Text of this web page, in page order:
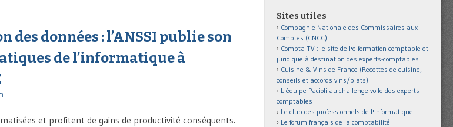
des données : l’ANSSI publie son
de l’informatique à
et profitent de gains de productivité conséquents.
Sites utiles
Compagnie Nationale des Commissaires aux
Comptes (CNCC)
Compta-TV : le site de l'e-formation comptable et
juridique à destination des experts-comptables
Cuisine & Vins de France (Recettes de cuisine,
conseils et accords vins/plats)
L'équipe Pacioli au challenge-voile des experts-
comptables
Le club des professionnels de l'informatique
Le forum français de la comptabilité